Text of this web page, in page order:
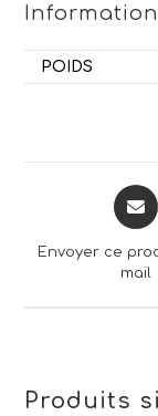
POIDS
Opens
in
new
Envoyer ce
mail
Produits